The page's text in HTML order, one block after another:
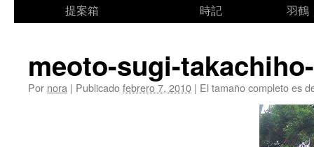
提案箱
時記
羽鶴
meoto-sugi-
Por nora | Publicadofebrero 7, 2010 | El tamaño completo es